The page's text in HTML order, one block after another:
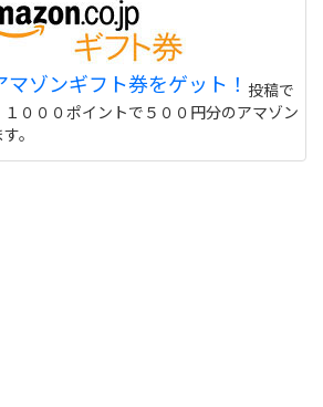
ゾンギフト券をゲット！ 投稿で
０００ポイントで５００円分のアマゾン
。